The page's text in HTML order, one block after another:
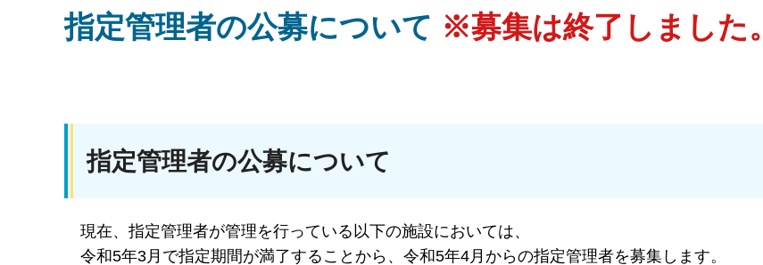
指定管理者の公募について ※募集は終了しました。
指定管理者の公募について
現在、指定管理者が管理を行っている以下の施設においては、
令和5年3月で指定期間が満了することから、令和5年4月からの指定管理者を募集します。